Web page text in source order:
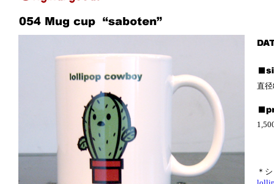
直径
＊